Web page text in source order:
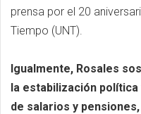
prensa por el 20
Tiempo (UNT).
Igualmente, Rosales
la estabilización
de salarios y